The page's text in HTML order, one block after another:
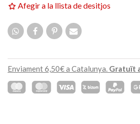
Afegir a la llista de desitjos
Enviament 6,50€ a Catalunya. Gratuït